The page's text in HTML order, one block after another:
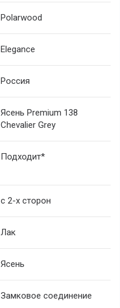
Polarwood
Elegance
Россия
Ясень Premium 138
Chevalier Grey
Подходит*
с 2-х сторон
Лак
Ясень
Замковое соединение